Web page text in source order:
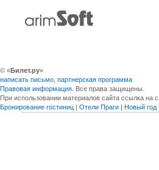
© «Билет.ру»
написать письмо партнерская программа
Правовая информация . Все права защищены.
При использовании материалов сайта ссылка на
Бронирование гостиниц | Отели Праги | Новый год